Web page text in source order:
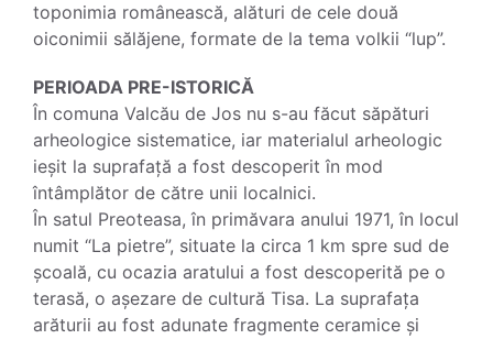
toponimia românească, alături de cele două
oiconimii sălăjene, formate de la tema volkii “lup”.
PERIOADA PRE-ISTORICĂ
În comuna Valcău de Jos nu s-au făcut săpături
arheologice sistematice, iar materialul arheologic
ieșit la suprafață a fost descoperit în mod
întâmplător de către unii localnici.
În satul Preoteasa, în primăvara anului 1971, în locul
numit “La pietre”, situate la circa 1 km spre sud de
școală, cu ocazia aratului a fost descoperită pe o
terasă, o așezare de cultură Tisa. La suprafața
arăturii au fost adunate fragmente ceramice și